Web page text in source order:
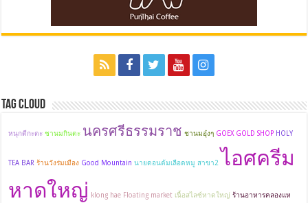
Tag Cloud
หนุกดีกะตะ ชานมกินตะ นครศรีธรรมราช ชานมอุ๋งๆ GOEX GOLD SHOP HOLY
TEA BAR ร้านวังร่มเมือง Good Mountain นายดอนต้มเลือดหมู สาขา2 ไอศครีม
หาดใหญ่
klong hae Floating market เนื้อสไลซ์หาดใหญ่ ร้านอาหารคลองแห